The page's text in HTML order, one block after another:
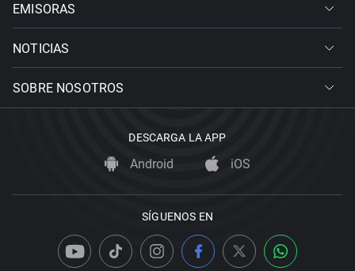
EMISORAS
NOTICIAS
SOBRE NOSOTROS
DESCARGA LA APP
Android iOS
SÍGUENOS EN